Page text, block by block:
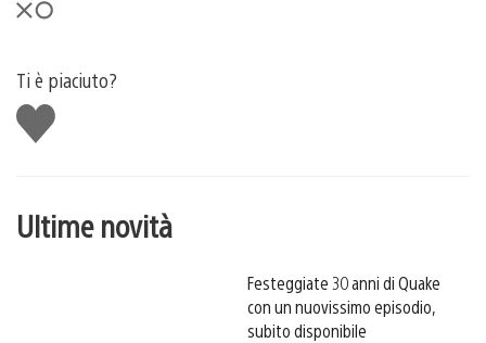
Ti è piaciuto?
Mi
piace
Ultime novità
Festeggiate 30 anni di Quake
con un nuovissimo episodio,
subito disponibile